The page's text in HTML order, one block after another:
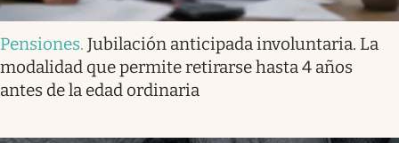
Pensiones. Jubilación anticipada involuntaria. La
modalidad que permite retirarse hasta 4 años
antes de la edad ordinaria